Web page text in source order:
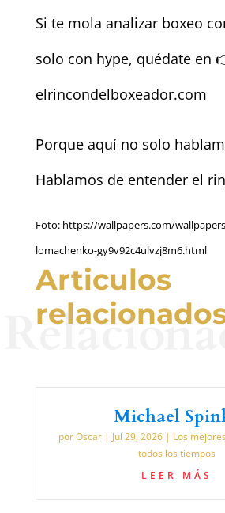
Si te mola analizar boxeo
solo con hype, quédate en
elrincondelboxeador.com
Porque aquí no solo
Hablamos de entender el
Foto: https://wallpapers.com/
lomachenko-gy9v92c4ulvzj8m6.html
Articulos
Michael
porOscar | Jul 29, 2026 | Los
todos los tiempos
LEER MÁS